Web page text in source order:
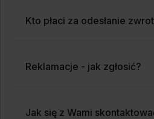
Kto płaci za odesłanie
Reklamacje - jak zgłosić?
Jak się z Wami